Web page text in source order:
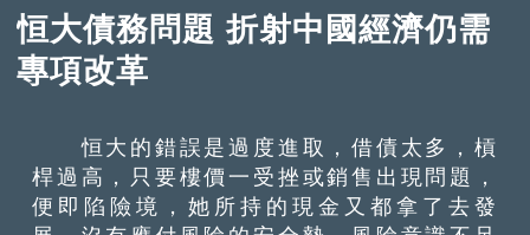
恒大債務問題 折射中國經濟仍需
專項改革
恒大的錯誤是過度進取，借債太多，槓
桿過高，只要樓價一受挫或銷售出現問題，
便即陷險境，她所持的現金又都拿了去發